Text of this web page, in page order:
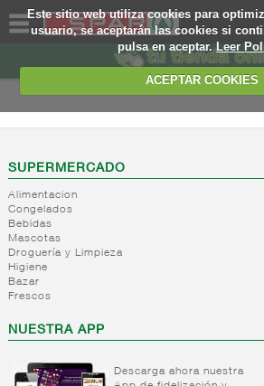
Este sitio web utiliza cookies para
usuario, se aceptarán las cookies si
pulsa en aceptar.Leer
ACEPTAR COOKIES
SOMOS
WEB
EJEMPLO
SUPERMERCADO
Alimentacion
Congelados
Bebidas
Mascotas
Droguería y Limpieza
Higiene
Bazar
Frescos
NUESTRA APP
Descarga ahora nuestra